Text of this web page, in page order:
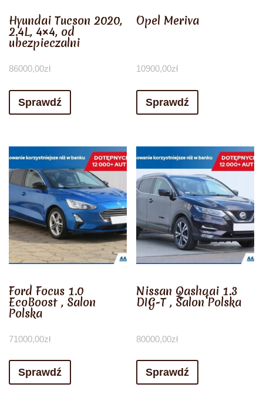
Hyundai Tucson 2020,
2.4L, 4×4, od
ubezpieczalni
86000,00zł
Sprawdź
Opel Meriva
10900,00zł
Sprawdź
Ford Focus 1.0
EcoBoost , Salon
Polska
71000,00zł
Sprawdź
Nissan Qashqai 1.3
DIG-T , Salon Polska
80000,00zł
Sprawdź